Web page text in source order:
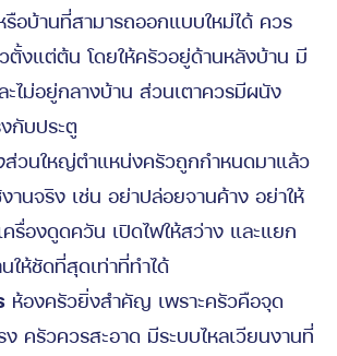
รือบ้านที่สามารถออกแบบใหม่ได้ ควร
ตั้งแต่ต้น โดยให้ครัวอยู่ด้านหลังบ้าน มี
ไม่อยู่กลางบ้าน ส่วนเตาควรมีผนัง
กับประตู
ส่วนใหญ่ตำแหน่งครัวถูกกำหนดมาแล้ว
านจริง เช่น อย่าปล่อยจานค้าง อย่าให้
รื่องดูดควัน เปิดไฟให้สว่าง และแยก
ให้ชัดที่สุดเท่าที่ทำได้
ห้องครัวยิ่งสำคัญ เพราะครัวคือจุด
ง ครัวควรสะอาด มีระบบไหลเวียนงานที่